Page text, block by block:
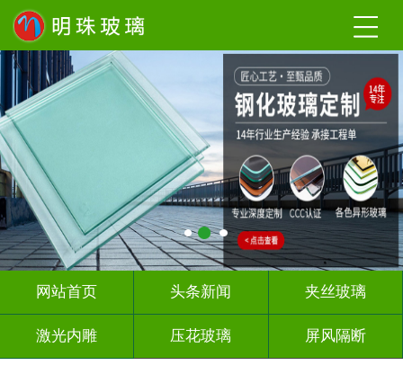
网站首页 头条新闻 夹丝玻璃
激光内雕 压花玻璃 屏风隔断